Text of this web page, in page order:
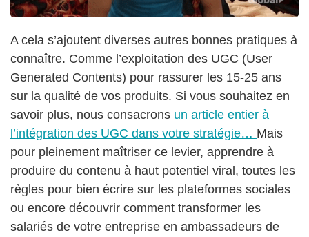
A cela s’ajoutent diverses autres bonnes pratiques à
connaître. Comme l’exploitation des UGC (User
Generated Contents) pour rassurer les 15-25 ans
sur la qualité de vos produits. Si vous souhaitez en
savoir plus, nous consacrons un article entier à
l’intégration des UGC dans votre stratégie… Mais
pour pleinement maîtriser ce levier, apprendre à
produire du contenu à haut potentiel viral, toutes les
règles pour bien écrire sur les plateformes sociales
ou encore découvrir comment transformer les
salariés de votre entreprise en ambassadeurs de